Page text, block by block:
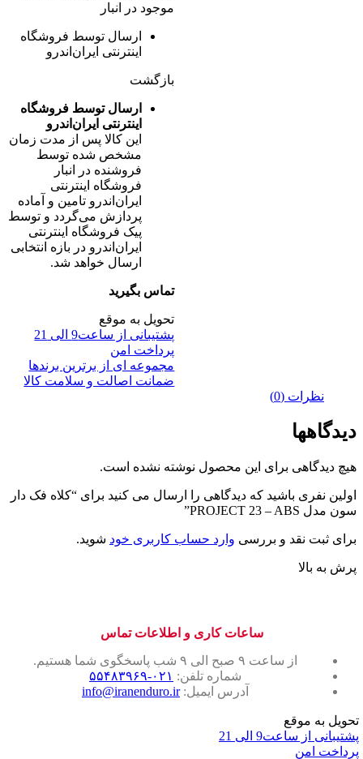
موجود در انبار
ارسال توسط فروشگاه
اینترنتی ایران‌اندرو
بازگشت
ارسال توسط فروشگاه
اینترنتی ایران‌اندرو
این کالا پس از مدت زمان
مشخص شده توسط
فروشنده در انبار
فروشگاه اینترنتی
ایران‌اندرو تامین و آماده
پردازش می‌گردد و توسط
پیک فروشگاه اینترنتی
ایران‌اندرو در بازه انتخابی
ارسال خواهد شد.
تماس بگیرید
تحویل به موقع
پشتیبانی از ساعت9 الی 21
پرداخت امن
مجموعه ای از برترین برندها
ضمانت اصالت و سلامت کالا
نظرات (0)
دیدگاهها
هیچ دیدگاهی برای این محصول نوشته نشده است.
اولین نفری باشید که دیدگاهی را ارسال می کنید برای “کلاه فک دار
سون مدل PROJECT 23 – ABS”
برای ثبت نقد و بررسی وارد حساب کاربری خود شوید.
پرش به بالا
ساعات کاری و اطلاعات تماس
از ساعت ۹ صبح الی ۹ شب پاسخگوی شما هستیم.
شماره تلفن: ۰۲۱-۵۵۴۸۳۹۶۹
آدرس ایمیل:info@iranenduro.ir
تحویل به موقع
پشتیبانی از ساعت9 الی 21
پرداخت امن